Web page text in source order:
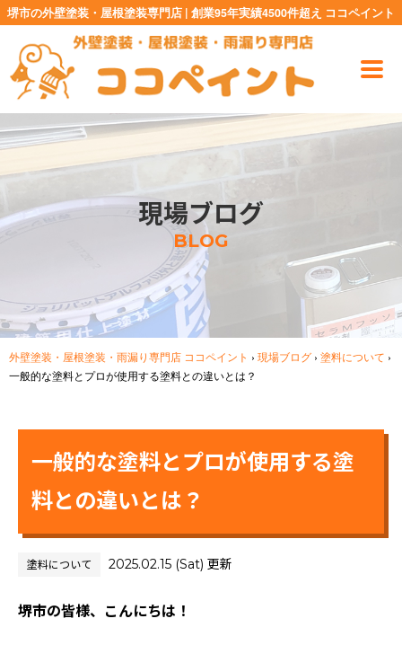
堺市の外壁塗装・屋根塗装専門店 | 創業95年実績4500件超え ココペイント
現場ブログ
BLOG
外壁塗装・屋根塗装・雨漏り専門店 ココペイント › 現場ブログ › 塗料について ›
一般的な塗料とプロが使用する塗料との違いとは？
一般的な塗料とプロが使用する塗
料との違いとは？
塗料について 2025.02.15 (Sat) 更新
堺市の皆様、こんにちは！